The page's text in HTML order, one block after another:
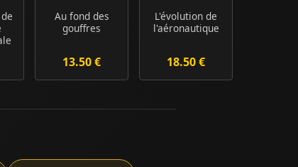
Au fond des
gouffres
13.50 €
L'évolution de
l'aéronautique
18.50 €